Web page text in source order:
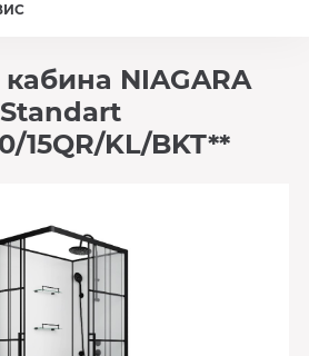
NIAGARA
Standart
15QR/KL/BKT**